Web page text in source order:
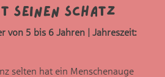
seinen Schatz
von 5 bis 6 Jahren | Jahreszeit:
selten hat ein Menschenauge